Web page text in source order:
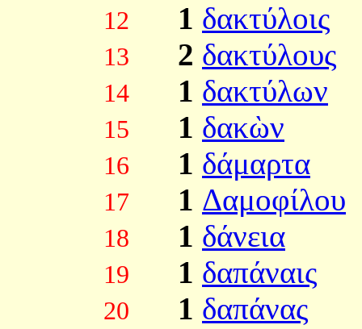
12 1 δακτύλοις
13 2 δακτύλους
14 1 δακτύλων
15 1 δακὼν
16 1 δάμαρτα
17 1 Δαμοφίλου
18 1 δάνεια
19 1 δαπάναις
20 1 δαπάνας